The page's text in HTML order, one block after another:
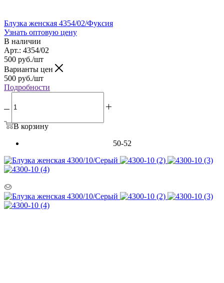
Блузка женская 4354/02/Фуксия
Узнать оптовую цену
В наличии
Арт.: 4354/02
500 руб./шт
Варианты цен
500 руб./шт
Подробности
В корзину
50-52